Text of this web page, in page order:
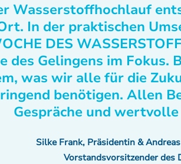
Wasserstoffhochlauf
In der praktischen
DES
des Gelingens im Fokus.
was wir alle für die
benötigen. Allen
Gespräche und wertvolle
Silke Frank, Präsidentin &
Vorstandsvorsitzender des